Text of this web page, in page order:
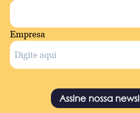
Empresa
Assine nossa